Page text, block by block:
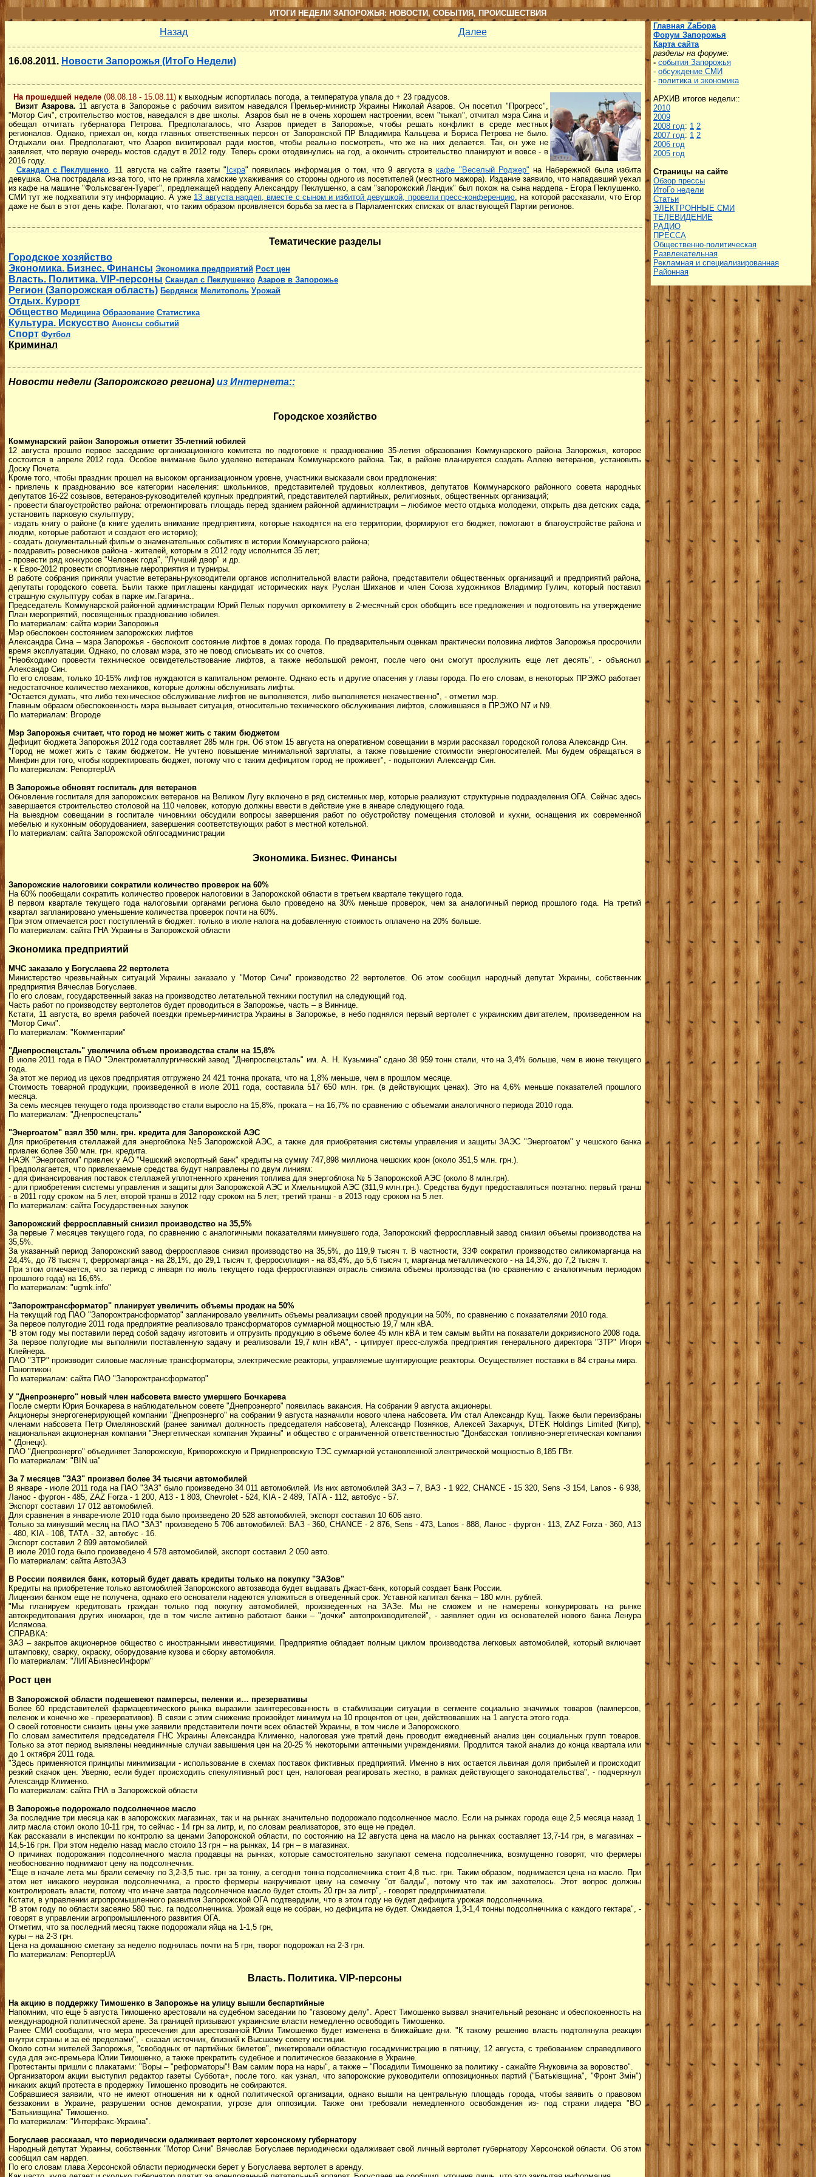
ИТОГИ НЕДЕЛИ ЗАПОРОЖЬЯ: НОВОСТИ, СОБЫТИЯ, ПРОИСШЕСТВИЯ
Назад Далее
16.08.2011. Новости Запорожья (ИтоГо Недели)
На прошедшей неделе (08.08.18 - 15.08.11) к выходным испортилась погода, а температура упала до + 23 градусов.
Визит Азарова. 11 августа в Запорожье с рабочим визитом наведался Премьер-министр Украины Николай Азаров. Он посетил "Прогресс",
"Мотор Сич", строительство мостов, наведался в две школы. Азаров был не в очень хорошем настроении, всем "тыкал", отчитал мэра Сина и
обещал отчитать губернатора Петрова. Предполагалось, что Азаров приедет в Запорожье, чтобы решать конфликт в среде местных
регионалов. Однако, приехал он, когда главных ответственных персон от Запорожской ПР Владимира Кальцева и Бориса Петрова не было.
Отдыхали они. Предполагают, что Азаров визитировал ради мостов, чтобы реально посмотреть, что же на них делается. Так, он уже не
заявляет, что первую очередь мостов сдадут в 2012 году. Теперь сроки отодвинулись на год, а окончить строительство планируют и вовсе - в
2016 году.
Скандал с Пеклушенко. 11 августа на сайте газеты " Іскра" появилась информация о том, что 9 августа вкафе "Веселый Роджер" на Набережной была избита
девушка. Она пострадала из-за того, что не приняла хамские ухаживания со стороны одного из посетителей (местного мажора). Издание заявило, что нападавший уехал
из кафе на машине "Фольксваген-Туарег", предлежащей нардепу Александру Пеклушенко, а сам "запорожский Ландик" был похож на сына нардепа - Егора Пеклушенко.
СМИ тут же подхватили эту информацию. А уже 13 августа нардеп, вместе с сыном и избитой девушкой, провели пресс-конференцию, на которой рассказали, что Егор
даже не был в этот день кафе. Полагают, что таким образом проявляется борьба за места в Парламентских списках от властвующей Партии регионов.
Тематические разделы
Городское хозяйство
Экономика. Бизнес. Финансы Экономика предприятий Рост цен
Власть. Политика. VIP-персоны Скандал с Пеклушенко Азаров в Запорожье
Регион (Запорожская область) Бердянск Мелитополь Урожай
Отдых. Курорт
Общество Медицина Образование Статистика
Культура. Искусство Анонсы событий
Спорт Футбол
Криминал
Новости недели (Запорожского региона) из Интернета::
Городское хозяйство
Коммунарский район Запорожья отметит 35-летний юбилей
12 августа прошло первое заседание организационного комитета по подготовке к празднованию 35-летия образования Коммунарского района Запорожья, которое
состоится в апреле 2012 года. Особое внимание было уделено ветеранам Коммунарского района. Так, в районе планируется создать Аллею ветеранов, установить
Доску Почета.
Кроме того, чтобы праздник прошел на высоком организационном уровне, участники высказали свои предложения:
- привлечь к празднованию все категории населения: школьников, представителей трудовых коллективов, депутатов Коммунарского районного совета народных
депутатов 16-22 созывов, ветеранов-руководителей крупных предприятий, представителей партийных, религиозных, общественных организаций;
- провести благоустройство района: отремонтировать площадь перед зданием районной администрации – любимое место отдыха молодежи, открыть два детских сада,
установить парковую скульптуру;
- издать книгу о районе (в книге уделить внимание предприятиям, которые находятся на его территории, формируют его бюджет, помогают в благоустройстве района и
людям, которые работают и создают его историю);
- создать документальный фильм о знаменательных событиях в истории Коммунарского района;
- поздравить ровесников района - жителей, которым в 2012 году исполнится 35 лет;
- провести ряд конкурсов "Человек года", "Лучший двор" и др.
- к Евро-2012 провести спортивные мероприятия и турниры.
В работе собрания приняли участие ветераны-руководители органов исполнительной власти района, представители общественных организаций и предприятий района,
депутаты городского совета. Были также приглашены кандидат исторических наук Руслан Шиханов и член Союза художников Владимир Гулич, который поставил
страшную скульптуру собак в парке им.Гагарина..
Председатель Коммунарской районной администрации Юрий Пелых поручил оргкомитету в 2-месячный срок обобщить все предложения и подготовить на утверждение
План мероприятий, посвященных празднованию юбилея.
По материалам: сайта мэрии Запорожья
Мэр обеспокоен состоянием запорожских лифтов
Александра Сина – мэра Запорожья - беспокоит состояние лифтов в домах города. По предварительным оценкам практически половина лифтов Запорожья просрочили
время эксплуатации. Однако, по словам мэра, это не повод списывать их со счетов.
"Необходимо провести техническое освидетельствование лифтов, а также небольшой ремонт, после чего они смогут прослужить еще лет десять", - объяснил
Александр Син.
По его словам, только 10-15% лифтов нуждаются в капитальном ремонте. Однако есть и другие опасения у главы города. По его словам, в некоторых ПРЭЖО работает
недостаточное количество механиков, которые должны обслуживать лифты.
"Остается думать, что либо техническое обслуживание лифтов не выполняется, либо выполняется некачественно", - отметил мэр.
Главным образом обеспокоенность мэра вызывает ситуация, относительно технического обслуживания лифтов, сложившаяся в ПРЭЖО N7 и N9.
По материалам: Вгороде
Мэр Запорожья считает, что город не может жить с таким бюджетом
Дефицит бюджета Запорожья 2012 года составляет 285 млн грн. Об этом 15 августа на оперативном совещании в мэрии рассказал городской голова Александр Син.
"Город не может жить с таким бюджетом. Не учтено повышение минимальной зарплаты, а также повышение стоимости энергоносителей. Мы будем обращаться в
Минфин для того, чтобы корректировать бюджет, потому что с таким дефицитом город не проживет", - подытожил Александр Син.
По материалам: РепортерUA
В Запорожье обновят госпиталь для ветеранов
Обновление госпиталя для запорожских ветеранов на Великом Лугу включено в ряд системных мер, которые реализуют структурные подразделения ОГА. Сейчас здесь
завершается строительство столовой на 110 человек, которую должны ввести в действие уже в январе следующего года.
На выездном совещании в госпитале чиновники обсудили вопросы завершения работ по обустройству помещения столовой и кухни, оснащения их современной
мебелью и кухонным оборудованием, завершения соответствующих работ в местной котельной.
По материалам: сайта Запорожской облгосадминистрации
Экономика. Бизнес. Финансы
Запорожские налоговики сократили количество проверок на 60%
На 60% пообещали сократить количество проверок налоговики в Запорожской области в третьем квартале текущего года.
В первом квартале текущего года налоговыми органами региона было проведено на 30% меньше проверок, чем за аналогичный период прошлого года. На третий
квартал запланировано уменьшение количества проверок почти на 60%.
При этом отмечается рост поступлений в бюджет: только в июле налога на добавленную стоимость оплачено на 20% больше.
По материалам: сайта ГНА Украины в Запорожской области
Экономика предприятий
МЧС заказало у Богуслаева 22 вертолета
Министерство чрезвычайных ситуаций Украины заказало у "Мотор Сичи" производство 22 вертолетов. Об этом сообщил народный депутат Украины, собственник
предприятия Вячеслав Богуслаев.
По его словам, государственный заказ на производство летательной техники поступил на следующий год.
Часть работ по производству вертолетов будет проводиться в Запорожье, часть – в Виннице.
Кстати, 11 августа, во время рабочей поездки премьер-министра Украины в Запорожье, в небо поднялся первый вертолет с украинским двигателем, произведенном на
"Мотор Сичи".
По материалам: "Комментарии"
"Днепроспецсталь" увеличила объем производства стали на 15,8%
В июле 2011 года в ПАО "Электрометаллургический завод "Днепроспецсталь" им. А. Н. Кузьмина" сдано 38 959 тонн стали, что на 3,4% больше, чем в июне текущего
года.
За этот же период из цехов предприятия отгружено 24 421 тонна проката, что на 1,8% меньше, чем в прошлом месяце.
Стоимость товарной продукции, произведенной в июле 2011 года, составила 517 650 млн. грн. (в действующих ценах). Это на 4,6% меньше показателей прошлого
месяца.
За семь месяцев текущего года производство стали выросло на 15,8%, проката – на 16,7% по сравнению с объемами аналогичного периода 2010 года.
По материалам: "Днепроспецсталь"
"Энергоатом" взял 350 млн. грн. кредита для Запорожской АЭС
Для приобретения стеллажей для энергоблока №5 Запорожской АЭС, а также для приобретения системы управления и защиты ЗАЭС "Энергоатом" у чешского банка
привлек более 350 млн. грн. кредита.
НАЭК "Энергоатом" привлек у АО "Чешский экспортный банк" кредиты на сумму 747,898 миллиона чешских крон (около 351,5 млн. грн.).
Предполагается, что привлекаемые средства будут направлены по двум линиям:
- для финансирования поставок стеллажей уплотненного хранения топлива для энергоблока № 5 Запорожской АЭС (около 8 млн.грн).
- для приобретения системы управления и защиты для Запорожской АЭС и Хмельницкой АЭС (311,9 млн.грн.). Средства будут предоставляться поэтапно: первый транш
- в 2011 году сроком на 5 лет, второй транш в 2012 году сроком на 5 лет; третий транш - в 2013 году сроком на 5 лет.
По материалам: сайта Государственных закупок
Запорожский ферросплавный снизил производство на 35,5%
За первые 7 месяцев текущего года, по сравнению с аналогичными показателями минувшего года, Запорожский ферросплавный завод снизил объемы производства на
35,5%.
За указанный период Запорожский завод ферросплавов снизил производство на 35,5%, до 119,9 тысяч т. В частности, ЗЗФ сократил производство силикомарганца на
24,4%, до 78 тысяч т, ферромарганца - на 28,1%, до 29,1 тысяч т, ферросилиция - на 83,4%, до 5,6 тысяч т, марганца металлического - на 14,3%, до 7,2 тысяч т.
При этом отмечается, что за период с января по июль текущего года ферросплавная отрасль снизила объемы производства (по сравнению с аналогичным периодом
прошлого года) на 16,6%.
По материалам: "ugmk.info"
"Запорожтрансформатор" планирует увеличить объемы продаж на 50%
На текущий год ПАО "Запорожтрансформатор" запланировало увеличить объемы реализации своей продукции на 50%, по сравнению с показателями 2010 года.
За первое полугодие 2011 года предприятие реализовало трансформаторов суммарной мощностью 19,7 млн кВА.
"В этом году мы поставили перед собой задачу изготовить и отгрузить продукцию в объеме более 45 млн кВА и тем самым выйти на показатели докризисного 2008 года.
За первое полугодие мы выполнили поставленную задачу и реализовали 19,7 млн кВА", - цитирует пресс-служба предприятия генерального директора "ЗТР" Игоря
Клейнера.
ПАО "ЗТР" производит силовые масляные трансформаторы, электрические реакторы, управляемые шунтирующие реакторы. Осуществляет поставки в 84 страны мира.
Паноптикон
По материалам: сайта ПАО "Запорожтрансформатор"
У "Днепроэнерго" новый член набсовета вместо умершего Бочкарева
После смерти Юрия Бочкарева в наблюдательном совете "Днепроэнерго" появилась вакансия. На собрании 9 августа акционеры.
Акционеры энергогенерирующей компании "Днепроэнерго" на собрании 9 августа назначили нового члена набсовета. Им стал Александр Кущ. Также были переизбраны
членами набсовета Петр Омеляновский (ранее занимал должность председателя набсовета), Александр Позняков, Алексей Захарчук, DTEK Holdings Limited (Кипр),
национальная акционерная компания "Энергетическая компания Украины" и общество с ограниченной ответственностью "Донбасская топливно-энергетическая компания
" (Донецк).
ПАО "Днепроэнерго" объединяет Запорожскую, Криворожскую и Приднепровскую ТЭС суммарной установленной электрической мощностью 8,185 ГВт.
По материалам: "BIN.ua"
За 7 месяцев "ЗАЗ" произвел более 34 тысячи автомобилей
В январе - июле 2011 года на ПАО "ЗАЗ" было произведено 34 011 автомобилей. Из них автомобилей ЗАЗ – 7, ВАЗ - 1 922, CHANCE - 15 320, Sens -3 154, Lanos - 6 938,
Ланос - фургон - 485, ZAZ Forza - 1 200, А13 - 1 803, Chevrolet - 524, KIA - 2 489, ТАТА - 112, автобус - 57.
Экспорт составил 17 012 автомобилей.
Для сравнения в январе-июле 2010 года было произведено 20 528 автомобилей, экспорт составил 10 606 авто.
Только за минувший месяц на ПАО "ЗАЗ" произведено 5 706 автомобилей: ВАЗ - 360, CHANCE - 2 876, Sens - 473, Lanos - 888, Ланос - фургон - 113, ZAZ Forza - 360, А13
- 480, KIA - 108, ТАТА - 32, автобус - 16.
Экспорт составил 2 899 автомобилей.
В июле 2010 года было произведено 4 578 автомобилей, экспорт составил 2 050 авто.
По материалам: сайта АвтоЗАЗ
В России появился банк, который будет давать кредиты только на покупку "ЗАЗов"
Кредиты на приобретение только автомобилей Запорожского автозавода будет выдавать Джаст-банк, который создает Банк России.
Лицензия банком еще не получена, однако его основатели надеются уложиться в отведенный срок. Уставной капитал банка – 180 млн. рублей.
"Мы планируем кредитовать граждан только под покупку автомобилей, произведенных на ЗАЗе. Мы не сможем и не намерены конкурировать на рынке
автокредитования других иномарок, где в том числе активно работают банки – "дочки" автопроизводителей", - заявляет один из основателей нового банка Ленура
Ислямова.
СПРАВКА:
ЗАЗ – закрытое акционерное общество с иностранными инвестициями. Предприятие обладает полным циклом производства легковых автомобилей, который включает
штамповку, сварку, окраску, оборудование кузова и сборку автомобиля.
По материалам: "ЛИГАБизнесИнформ"
Рост цен
В Запорожской области подешевеют памперсы, пеленки и… презервативы
Более 60 представителей фармацевтического рынка выразили заинтересованность в стабилизации ситуации в сегменте социально значимых товаров (памперсов,
пеленок и конечно же - презервативов). В связи с этим снижение произойдет минимум на 10 процентов от цен, действовавших на 1 августа этого года.
О своей готовности снизить цены уже заявили представители почти всех областей Украины, в том числе и Запорожского.
По словам заместителя председателя ГНС Украины Александра Клименко, налоговая уже третий день проводит ежедневный анализ цен социальных групп товаров.
Только за этот период выявлены неединичные случаи завышения цен на 20-25 % некоторыми аптечными учреждениями. Продлится такой анализ до конца квартала или
до 1 октября 2011 года.
"Здесь применяются принципы минимизации - использование в схемах поставок фиктивных предприятий. Именно в них остается львиная доля прибылей и происходит
резкий скачок цен. Уверяю, если будет происходить спекулятивный рост цен, налоговая реагировать жестко, в рамках действующего законодательства", - подчеркнул
Александр Клименко.
По материалам: сайта ГНА в Запорожской области
В Запорожье подорожало подсолнечное масло
За последние три месяца как в запорожских магазинах, так и на рынках значительно подорожало подсолнечное масло. Если на рынках города еще 2,5 месяца назад 1
литр масла стоил около 10-11 грн, то сейчас - 14 грн за литр, и, по словам реализаторов, это еще не предел.
Как рассказали в инспекции по контролю за ценами Запорожской области, по состоянию на 12 августа цена на масло на рынках составляет 13,7-14 грн, в магазинах –
14,5-16 грн. При этом неделю назад масло стоило 13 грн – на рынках, 14 грн – в магазинах.
О причинах подорожания подсолнечного масла продавцы на рынках, которые самостоятельно закупают семена подсолнечника, возмущенно говорят, что фермеры
необоснованно поднимают цену на подсолнечник.
"Еще в начале лета мы брали семечку по 3,2-3,5 тыс. грн за тонну, а сегодня тонна подсолнечника стоит 4,8 тыс. грн. Таким образом, поднимается цена на масло. При
этом нет никакого неурожая подсолнечника, а просто фермеры накручивают цену на семечку "от балды", потому что так им захотелось. Этот вопрос должны
контролировать власти, потому что иначе завтра подсолнечное масло будет стоить 20 грн за литр", - говорят предприниматели.
Кстати, в управлении агропромышленного развития Запорожской ОГА подтвердили, что в этом году не будет дефицита урожая подсолнечника.
"В этом году по области засеяно 580 тыс. га подсолнечника. Урожай еще не собран, но дефицита не будет. Ожидается 1,3-1,4 тонны подсолнечника с каждого гектара", -
говорят в управлении агропромышленного развития ОГА.
Отметим, что за последний месяц также подорожали яйца на 1-1,5 грн,
куры – на 2-3 грн.
Цена на домашнюю сметану за неделю поднялась почти на 5 грн, творог подорожал на 2-3 грн.
По материалам: РепортерUA
Власть. Политика. VIP-персоны
На акцию в поддержку Тимошенко в Запорожье на улицу вышли беспартийные
Напомним, что еще 5 августа Тимошенко арестовали на судебном заседании по "газовому делу". Арест Тимошенко вызвал значительный резонанс и обеспокоенность на
международной политической арене. За границей призывают украинские власти немедленно освободить Тимошенко.
Ранее СМИ сообщали, что мера пресечения для арестованной Юлии Тимошенко будет изменена в ближайшие дни. "К такому решению власть подтолкнула реакция
внутри страны и за её пределами", - сказал источник, близкий к Высшему совету юстиции.
Около сотни жителей Запорожья, "свободных от партийных билетов", пикетировали областную госадминистрацию в пятницу, 12 августа, с требованием справедливого
суда для экс-премьера Юлии Тимошенко, а также прекратить судебное и политическое беззаконие в Украине.
Протестанты пришли с плакатами: "Воры – "реформаторы"! Вам самим пора на нары", а также – "Посадили Тимошенко за политику - сажайте Януковича за воровство".
Организатором акции выступил редактор газеты Суббота+, после того. как узнал, что запорожские руководители оппозиционных партий ("Батьківщина", "Фронт Змін")
никаких акций протеста в продержку Тимошенко проводить не собираются.
Собравшиеся заявили, что не имеют отношения ни к одной политической организации, однако вышли на центральную площадь города, чтобы заявить о правовом
беззаконии в Украине, разрушении основ демократии, угрозе для оппозиции. Также они требовали немедленного освобождения из- под стражи лидера "ВО
"Батькивщина" Тимошенко.
По материалам: "Интерфакс-Украина".
Богуслаев рассказал, что периодически одалживает вертолет херсонскому губернатору
Народный депутат Украины, собственник "Мотор Сичи" Вячеслав Богуслаев периодически одалживает свой личный вертолет губернатору Херсонской области. Об этом
сообщил сам нардеп.
По его словам глава Херсонской области периодически берет у Богуслаева вертолет в аренду.
Главная ZаБора
Форум Запорожья
Карта сайта
разделы на форуме:
- события Запорожья
- обсуждение СМИ
- политика и экономика
АРХИВ итогов недели::
2010
2009
2008 год: 1 2
2007 год: 1 2
2006 год
2005 год
Страницы на сайте
Обзор прессы
ИтоГо недели
Статьи
ЭЛЕКТРОННЫЕ СМИ
ТЕЛЕВИДЕНИЕ
РАДИО
ПРЕССА
Общественно-политическая
Развлекательная
Рекламная и специализированная
Районная